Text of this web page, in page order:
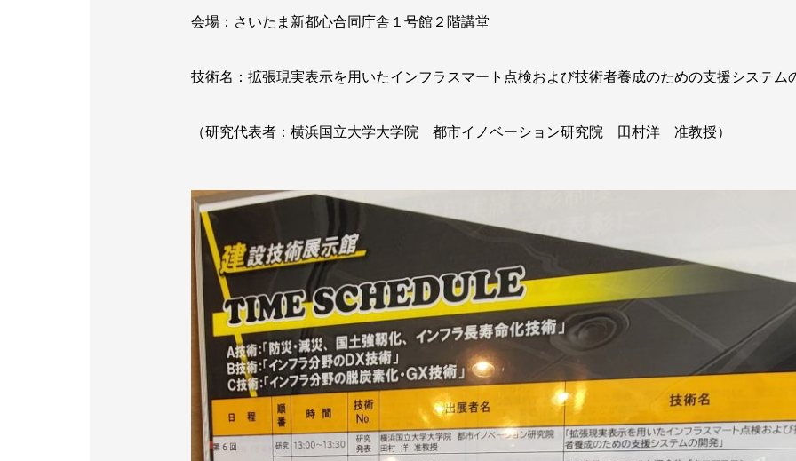
会場：さいたま新都心合同庁舎１号館２階講堂
技術名：拡張現実表示を用いたインフラスマート点検および技術者養成のための支援システム
（研究代表者：横浜国立大学大学院 都市イノベーション研究院 田村洋 准教授）